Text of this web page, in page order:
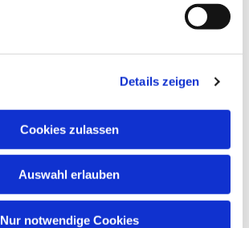
Details zeigen
Cookies zulassen
Auswahl erlauben
Nur notwendige Cookies